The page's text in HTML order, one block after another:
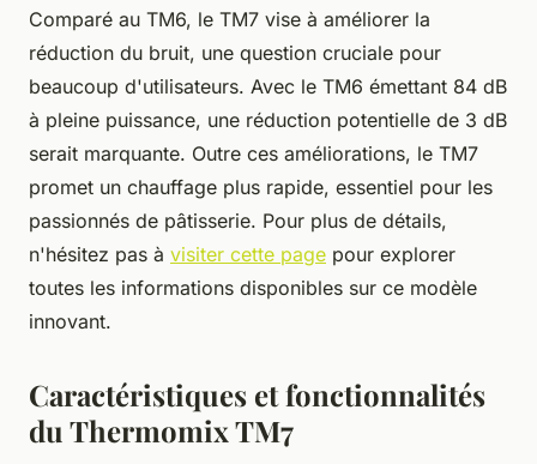
Comparé au TM6, le TM7 vise à améliorer la
réduction du bruit, une question cruciale pour
beaucoup d'utilisateurs. Avec le TM6 émettant 84 dB
à pleine puissance, une réduction potentielle de 3 dB
serait marquante. Outre ces améliorations, le TM7
promet un chauffage plus rapide, essentiel pour les
passionnés de pâtisserie. Pour plus de détails,
n'hésitez pas à visiter cette page pour explorer
toutes les informations disponibles sur ce modèle
innovant.
Caractéristiques et fonctionnalités
du Thermomix TM7